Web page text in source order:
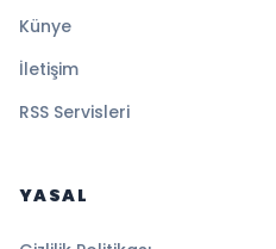
Künye
İletişim
RSS Servisleri
YASAL